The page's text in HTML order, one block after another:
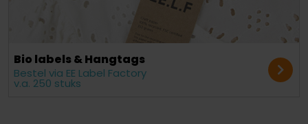
Bio labels & Hangtags
Bestel via EE Label Factory
v.a. 250 stuks